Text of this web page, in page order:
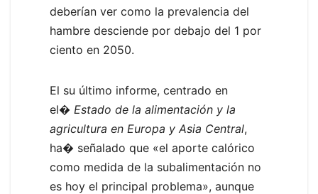
deberían ver como la prevalencia del
hambre desciende por debajo del 1 por
ciento en 2050.
El su último informe, centrado en
el� Estado de la alimentación y la
agricultura en Europa y Asia Central,
ha� señalado que «el aporte calórico
como medida de la subalimentación no
es hoy el principal problema», aunque